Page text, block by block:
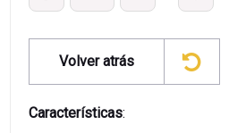
Volver atrás
Características: